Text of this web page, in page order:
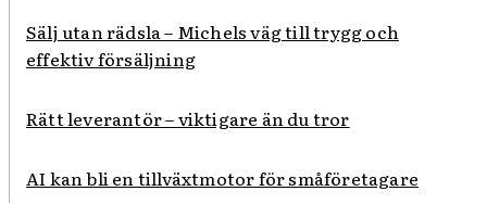
Sälj utan rädsla – Michels väg till trygg och
effektiv försäljning
Rätt leverantör – viktigare än du tror
AI kan bli en tillväxtmotor för småföretagare